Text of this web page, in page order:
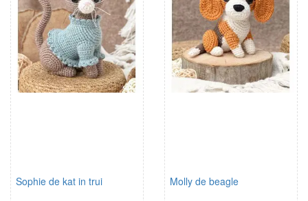
Sophie de kat in trui Molly de beagle